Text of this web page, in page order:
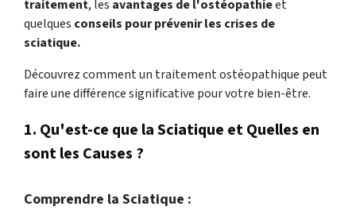
traitement, les avantages de l'ostéopathieet
quelques conseils pour prévenir les crises de
sciatique.
Découvrez comment un traitement ostéopathique peut
faire une différence significative pour votre bien-être.
1. Qu'est-ce que la Sciatique et Quelles en
sont les Causes ?
Comprendre la Sciatique :